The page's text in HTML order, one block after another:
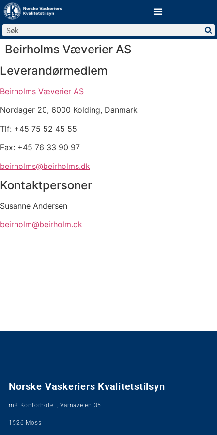
Beirholms Væverier AS
Leverandørmedlem
Beirholms Væverier AS
Nordager 20, 6000 Kolding, Danmark
Tlf: +45 75 52 45 55
Fax: +45 76 33 90 97
beirholms@beirholms.dk
Kontaktpersoner
Susanne Andersen
beirholm@beirholm.dk
Norske Vaskeriers Kvalitetstilsyn
m8 Kontorhotell, Varnaveien 35
1526 Moss